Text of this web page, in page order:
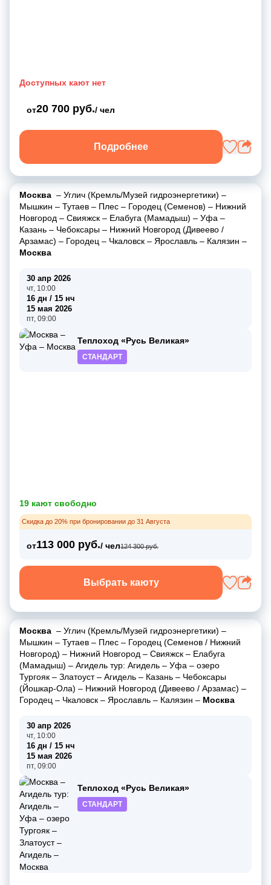
Доступных кают нет
от20 700 руб./ чел
Подробнее
Москва – Углич (Кремль/Музей гидроэнергетики) –
Мышкин – Тутаев – Плес – Городец (Семенов) – Нижний
Новгород – Свияжск – Елабуга (Мамадыш) – Уфа –
Казань – Чебоксары – Нижний Новгород (Дивеево /
Арзамас) – Городец – Чкаловск – Ярославль – Калязин –
Москва
30 апр 2026
чт, 10:00
16 дн / 15 нч
15 мая 2026
пт, 09:00
Теплоход «Русь Великая»
СТАНДАРТ
19 кают свободно
Скидка до 20% при бронировании до 31 Августа
от113 000 руб./ чел124 300 руб.
Выбрать каюту
Москва – Углич (Кремль/Музей гидроэнергетики) –
Мышкин – Тутаев – Плес – Городец (Семенов / Нижний
Новгород) – Нижний Новгород – Свияжск – Елабуга
(Мамадыш) – Агидель тур: Агидель – Уфа – озеро
Тургояк – Златоуст– Агидель – Казань – Чебоксары
(Йошкар-Ола) – Нижний Новгород (Дивеево / Арзамас) –
Городец – Чкаловск – Ярославль – Калязин – Москва
30 апр 2026
чт, 10:00
16 дн / 15 нч
15 мая 2026
пт, 09:00
Теплоход «Русь Великая»
СТАНДАРТ